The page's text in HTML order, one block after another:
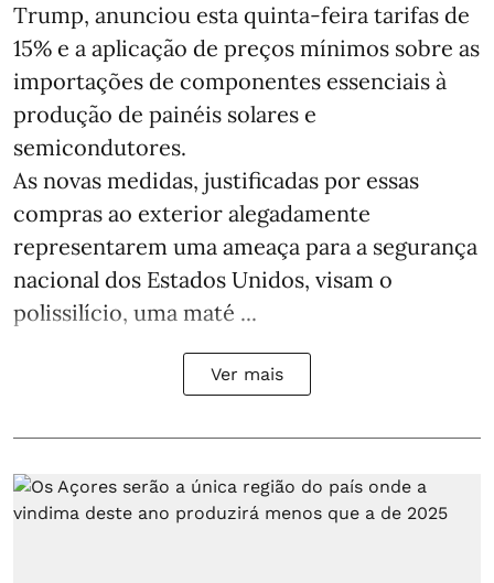
Trump, anunciou esta quinta-feira tarifas de
15% e a aplicação de preços mínimos sobre as
importações de componentes essenciais à
produção de painéis solares e
semicondutores.
As novas medidas, justificadas por essas
compras ao exterior alegadamente
representarem uma ameaça para a segurança
nacional dos Estados Unidos, visam o
polissilício, uma maté ...
Ver mais